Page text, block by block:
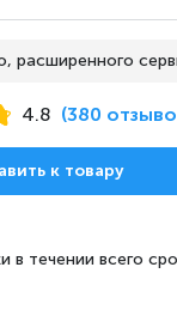
с 8
расширенного
4.8 (380
к товару
в течении всего